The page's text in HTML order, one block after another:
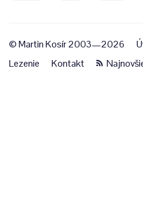
© Martin Kosír 2003—2026
Lezenie
Kontakt